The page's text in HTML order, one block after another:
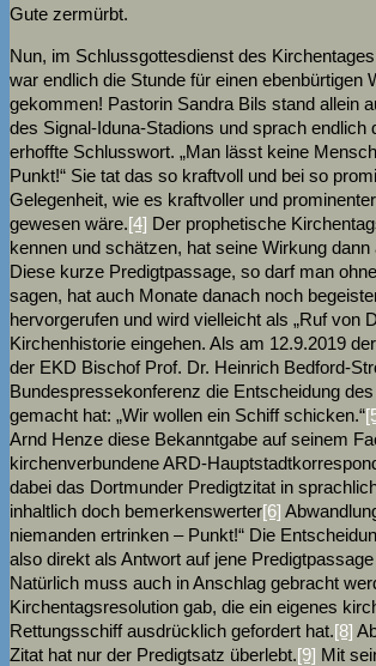
Gute zermürbt.
Nun, im Schlussgottesdienst des
war endlich die Stunde für einen ebenbürtigen
gekommen! Pastorin Sandra Bils stand allein
des Signal-Iduna-Stadions und sprach endlich
erhoffte Schlusswort. „Man lässt keine
Punkt!“ Sie tat das so kraftvoll und bei so
Gelegenheit, wie es kraftvoller und
gewesen wäre.[4] Der prophetische
kennen und schätzen, hat seine Wirkung
Diese kurze Predigtpassage, so darf man
sagen, hat auch Monate danach noch
hervorgerufen und wird vielleicht als „Ruf von
Kirchenhistorie eingehen. Als am 12.9.2019
der EKD Bischof Prof. Dr. Heinrich Bedford-
Bundespressekonferenz die Entscheidung
gemacht hat: „Wir wollen ein Schiff schicken.“
Arnd Henze diese Bekanntgabe auf seinem
kirchenverbundene ARD-
dabei das Dortmunder Predigtzitat in
inhaltlich doch bemerkenswerter[6]
niemanden ertrinken – Punkt!“ Die
also direkt als Antwort auf jene
Natürlich muss auch in Anschlag gebracht
Kirchentagsresolution gab, die ein eigenes
Rettungsschiff ausdrücklich gefordert hat.[8]
Zitat hat nur der Predigtsatz überlebt.[9] Mit